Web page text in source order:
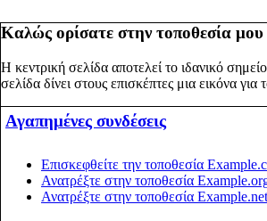
Καλώς ορίσατε στην τοποθεσία
Η κεντρική σελίδα αποτελεί το ιδανικό
σελίδα δίνει στους επισκέπτες μια εικόνα
Αγαπημένες συνδέσεις
Επισκεφθείτε την τοποθεσία
Ανατρέξτε στην τοποθεσία
Ανατρέξτε στην τοποθεσία Example.net